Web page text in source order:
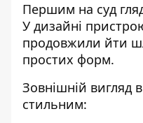
Першим на суд
У дизайні
продовжили йти
простих форм.
Зовнішній вигляд
стильним: